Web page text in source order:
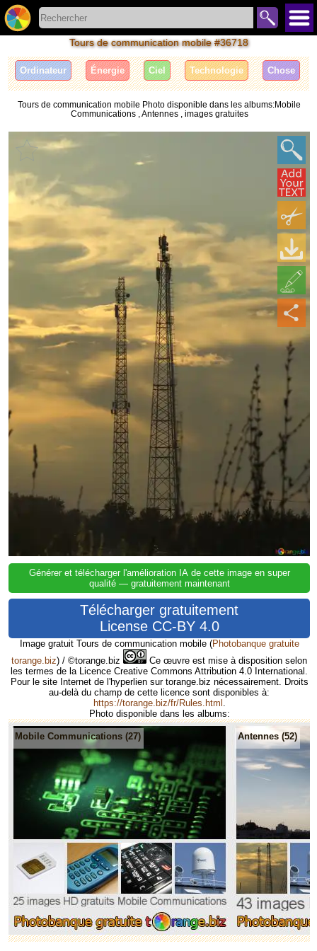
Tours de communication mobile #36718
Ordinateur Énergie Ciel Technologie Сhose
Tours de communication mobile Photo disponible dans les albums:Mobile
Communications , Antennes , images gratuites
Générer et télécharger l'amélioration IA de cette image en super
qualité — gratuitement maintenant
Télécharger gratuitement
License CC-BY 4.0
Image gratuit Tours de communication mobile (Photobanque gratuite
torange.biz) / ©torange.biz
Ce œuvre est mise à disposition selon
les termes de la Licence Creative Commons Attribution 4.0 International.
Pour le site Internet de l'hyperlien sur torange.biz nécessairement. Droits
au-delà du champ de cette licence sont disponibles à:
https://torange.biz/fr/Rules.html
Photo disponible dans les albums:
Mobile Communications (27) Antennes (52)